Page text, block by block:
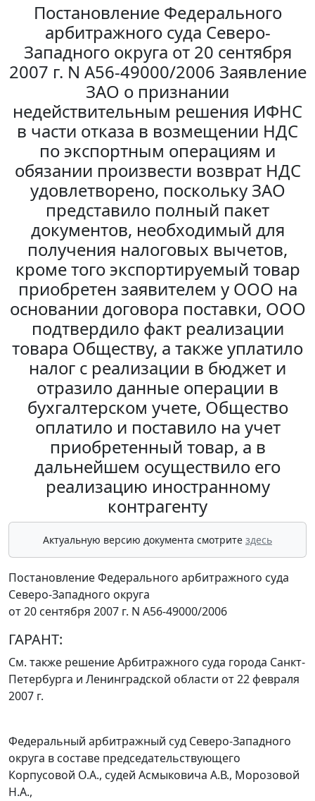
Постановление Федерального
арбитражного суда Северо-
Западного округа от 20 сентября
2007 г. N А56-49000/2006 Заявление
ЗАО о признании
недействительным решения ИФНС
в части отказа в возмещении НДС
по экспортным операциям и
обязании произвести возврат НДС
удовлетворено, поскольку ЗАО
представило полный пакет
документов, необходимый для
получения налоговых вычетов,
кроме того экспортируемый товар
приобретен заявителем у ООО на
основании договора поставки, ООО
подтвердило факт реализации
товара Обществу, а также уплатило
налог с реализации в бюджет и
отразило данные операции в
бухгалтерском учете, Общество
оплатило и поставило на учет
приобретенный товар, а в
дальнейшем осуществило его
реализацию иностранному
контрагенту
Актуальную версию документа смотрите здесь
Постановление Федерального арбитражного суда
Северо-Западного округа
от 20 сентября 2007 г. N А56-49000/2006
ГАРАНТ:
См. также решение Арбитражного суда города Санкт-
Петербурга и Ленинградской области от 22 февраля
2007 г.
Федеральный арбитражный суд Северо-Западного
округа в составе председательствующего
Корпусовой О.А., судей Асмыковича А.В., Морозовой
Н.А.,